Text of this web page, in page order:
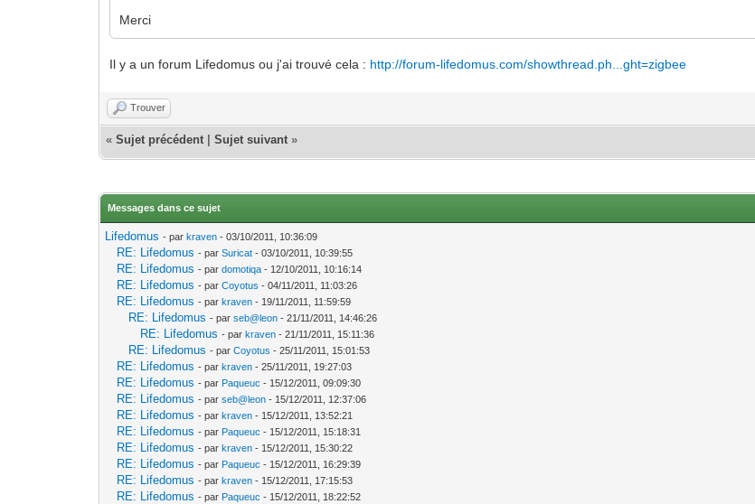
Merci
Il y a un forum Lifedomus ou j'ai trouvé cela : http://forum-lifedomus.com/showthread.ph...ght=zigbee
Trouver
«Sujet précédent |Sujet suivant »
Messages dans ce sujet
Lifedomus - parkraven - 03/10/2011, 10:36:09
RE: Lifedomus - parSuricat - 03/10/2011, 10:39:55
RE: Lifedomus - pardomotiqa - 12/10/2011, 10:16:14
RE: Lifedomus - parCoyotus - 04/11/2011, 11:03:26
RE: Lifedomus - parkraven - 19/11/2011, 11:59:59
RE: Lifedomus - parseb@leon - 21/11/2011, 14:46:26
RE: Lifedomus - parkraven - 21/11/2011, 15:11:36
RE: Lifedomus - parCoyotus - 25/11/2011, 15:01:53
RE: Lifedomus - parkraven - 25/11/2011, 19:27:03
RE: Lifedomus - par Paqueuc - 15/12/2011, 09:09:30
RE: Lifedomus - parseb@leon - 15/12/2011, 12:37:06
RE: Lifedomus - parkraven - 15/12/2011, 13:52:21
RE: Lifedomus - par Paqueuc - 15/12/2011, 15:18:31
RE: Lifedomus - parkraven - 15/12/2011, 15:30:22
RE: Lifedomus - par Paqueuc - 15/12/2011, 16:29:39
RE: Lifedomus - parkraven - 15/12/2011, 17:15:53
RE: Lifedomus - par Paqueuc - 15/12/2011, 18:22:52